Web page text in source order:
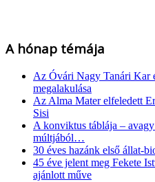
A hónap témája
Az Óvári Nagy Tanári Kar
megalakulása
Az Alma Mater elfeledett
Sisi
A konviktus táblája –
múltjából…
30 éves hazánk első állat-
45 éve jelent meg Fekete
ajánlott műve